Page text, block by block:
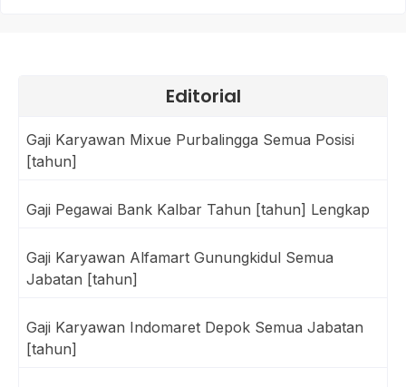
Editorial
Gaji Karyawan Mixue Purbalingga Semua Posisi
[tahun]
Gaji Pegawai Bank Kalbar Tahun [tahun] Lengkap
Gaji Karyawan Alfamart Gunungkidul Semua
Jabatan [tahun]
Gaji Karyawan Indomaret Depok Semua Jabatan
[tahun]